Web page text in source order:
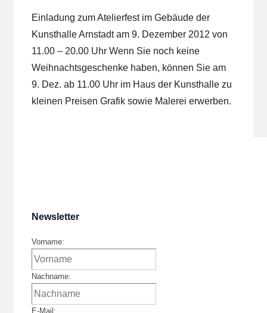
Einladung zum Atelierfest im Gebäude der
Kunsthalle Arnstadt am 9. Dezember 2012 von
11.00 – 20.00 Uhr Wenn Sie noch keine
Weihnachtsgeschenke haben, können Sie am
9. Dez. ab 11.00 Uhr im Haus der Kunsthalle zu
kleinen Preisen Grafik sowie Malerei erwerben.
Newsletter
Vorname:
Nachname:
E-Mail: